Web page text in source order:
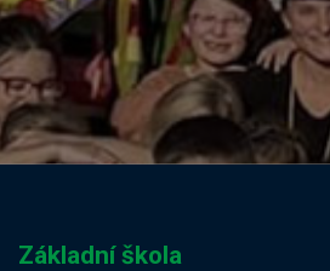
Základní škola